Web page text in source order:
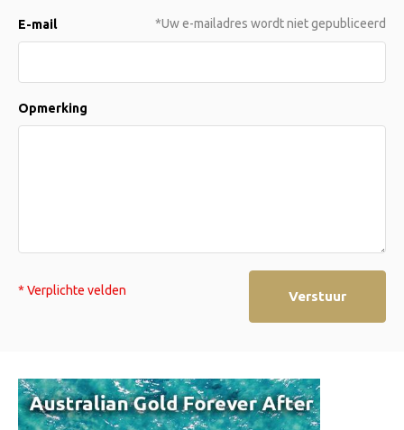
E-mail *Uw e-mailadres wordt niet gepubliceerd
Opmerking
* Verplichte velden Verstuur